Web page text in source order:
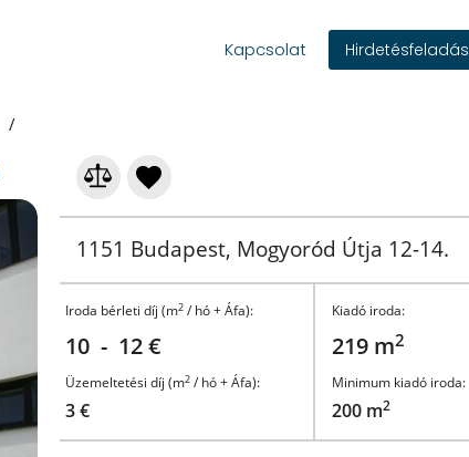
Kapcsolat Hirdetésfeladás
1151 Budapest, Mogyoród Útja 12-14.
Iroda bérleti díj (m2 / hó + Áfa):
10 - 12 €
Üzemeltetési díj (m2 / hó + Áfa):
3 €
Kiadó iroda:
219 m2
Minimum kiadó iroda:
200 m2